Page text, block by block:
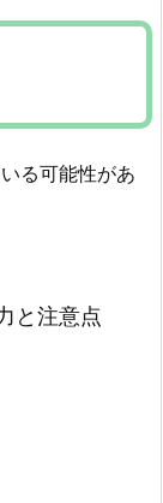
る可能性があ
と注意点